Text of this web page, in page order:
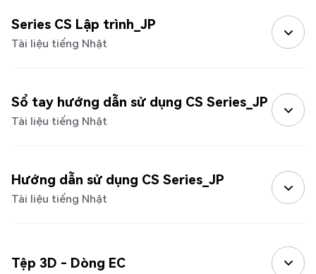
Series CS Lập trình_JP
Tài liệu tiếng Nhật
Sổ tay hướng dẫn sử dụng CS Series_JP
Tài liệu tiếng Nhật
Hướng dẫn sử dụng CS Series_JP
Tài liệu tiếng Nhật
Tệp 3D - Dòng EC